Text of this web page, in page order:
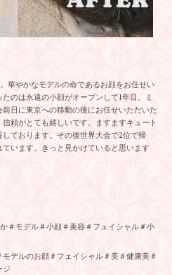
華やかなモデルの命であるお顔をお任せい
のは永遠の小顔がオープンして1年目。ミ
日に東京への移動の後にお任せいただいた
頼がとても嬉しいです。ますますキュート
ております。その後世界大会で2位で帰
います。きっと見かけていると思います
＃モデル＃小顔＃美容＃フェイシャル＃小
デルのお顔＃フェイシャル＃美＃健康美＃
ジ